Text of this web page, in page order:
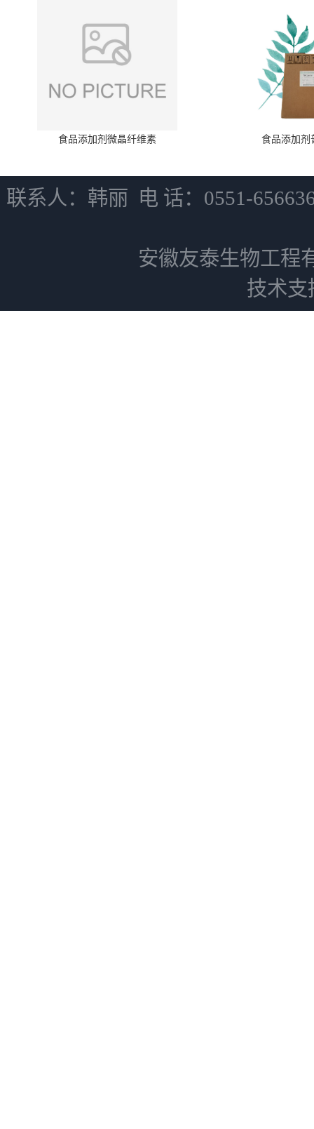
食品添加剂微晶纤维素 食品添加剂
联系人：韩丽 电 话：0551-
安徽友泰生物工程
技术